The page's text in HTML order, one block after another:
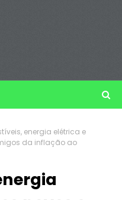
energia elétrica e
da inflação ao